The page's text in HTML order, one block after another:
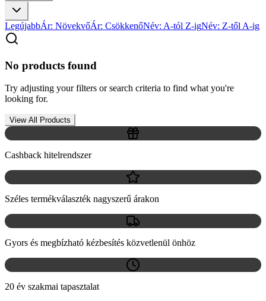
LegújabbÁr: NövekvőÁr: CsökkenőNév: A-tól Z-igNév: Z-től A-ig
No products found
Try adjusting your filters or search criteria to find what you're
looking for.
View All Products
Cashback hitelrendszer
Széles termékválaszték nagyszerű árakon
Gyors és megbízható kézbesítés közvetlenül önhöz
20 év szakmai tapasztalat